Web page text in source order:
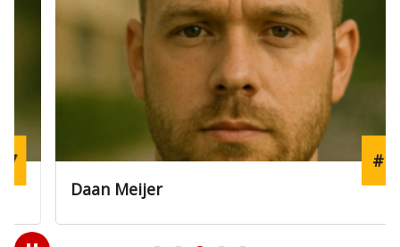
Daan Meijer
#11